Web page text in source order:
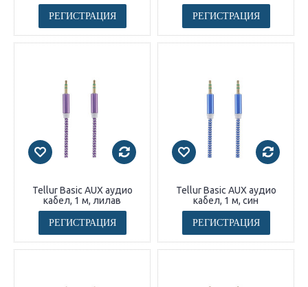
РЕГИСТРАЦИЯ
РЕГИСТРАЦИЯ
Tellur Basic AUX аудио
кабел, 1 м, лилав
РЕГИСТРАЦИЯ
Tellur Basic AUX аудио
кабел, 1 м, син
РЕГИСТРАЦИЯ